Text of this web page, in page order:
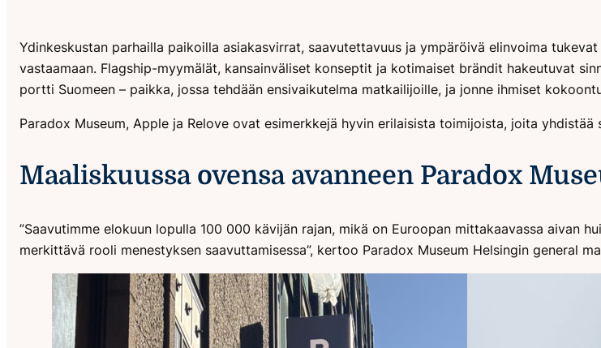
Ydinkeskustan parhailla paikoilla asiakasvirrat, saavutettavuus ja ympäröivä elinvoima
vastaamaan. Flagship-myymälät, kansainväliset konseptit ja kotimaiset brändit hakeutuvat
portti Suomeen – paikka, jossa tehdään ensivaikutelma matkailijoille, ja jonne ihmiset
Paradox Museum, Apple ja Relove ovat esimerkkejä hyvin erilaisista toimijoista, joita
Maaliskuussa ovensa avanneen Paradox
”Saavutimme elokuun lopulla 100 000 kävijän rajan, mikä on Euroopan mittakaavassa aivan
merkittävä rooli menestyksen saavuttamisessa”, kertoo Paradox Museum Helsingin general